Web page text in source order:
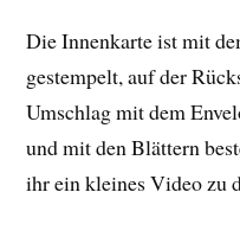
Die Innenkarte ist mit
gestempelt, auf der
Umschlag mit dem
und mit den Blättern
ihr ein kleines Video zu